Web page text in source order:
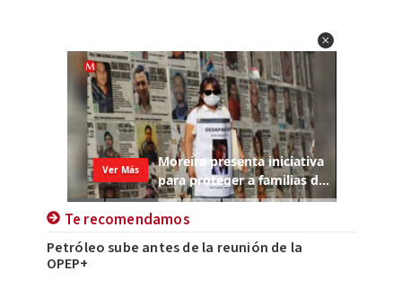
Te recomendamos
Petróleo sube antes de la reunión de la
OPEP+